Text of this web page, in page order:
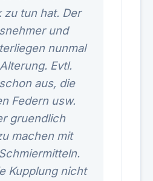
zu tun hat. Der
und
nunmal
Evtl.
aus, die
Federn usw.
gruendlich
machen mit
Kupplung nicht